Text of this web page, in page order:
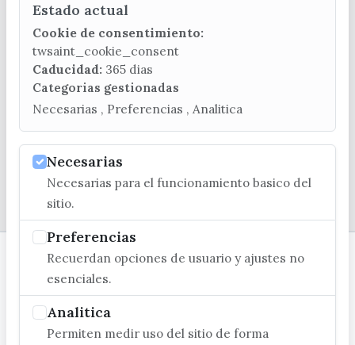
CONTACTA CON LA OFICINA DE TURISMO
(+34) 952 541 104
turismo@velezmalaga.es
C/ Poniente, 2. CP 29740 - Torre del Mar
Estado actual
Cookie de consentimiento:
twsaint_cookie_consent
Caducidad: 365 dias
Categorias gestionadas
Necesarias , Preferencias , Analitica
Necesarias
Necesarias para el funcionamiento basico del
sitio.
Preferencias
Recuerdan opciones de usuario y ajustes no
esenciales.
Analitica
Permiten medir uso del sitio de forma